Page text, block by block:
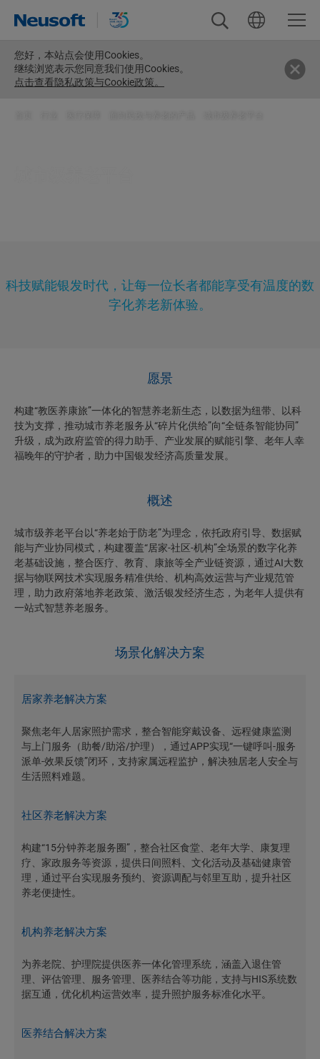
您好， 本站点会使用Cookies。
继续浏览表示您同意我们使用Cookies。
点击查看隐私政策与Cookie政策。
科技赋能银发时代，让每一位长者都能享受有温度的数
字化养老新体验。
愿景
构建“教医养康旅”一体化的智慧养老新生态，以数据为纽带、以科
技为支撑，推动城市养老服务从“碎片化供给”向“全链条智能协同”
升级，成为政府监管的得力助手、产业发展的赋能引擎、老年人幸
福晚年的守护者，助力中国银发经济高质量发展。
概述
城市级养老平台以“养老始于防老”为理念，依托政府引导、数据赋
能与产业协同模式，构建覆盖“居家-社区-机构”全场景的数字化养
老基础设施，整合医疗、教育、康旅等全产业链资源，通过AI大数
据与物联网技术实现服务精准供给、机构高效运营与产业规范管
理，助力政府落地养老政策、激活银发经济生态，为老年人提供有
一站式智慧养老服务。
场景化解决方案
居家养老解决方案
聚焦老年人居家照护需求，整合智能穿戴设备、远程健康监测
与上门服务（助餐/助浴/护理），通过APP实现“一键呼叫-服务
派单-效果反馈”闭环，支持家属远程监护，解决独居老人安全与
生活照料难题。
社区养老解决方案
构建“15分钟养老服务圈”，整合社区食堂、老年大学、康复理
疗、家政服务等资源，提供日间照料、文化活动及基础健康管
理，通过平台实现服务预约、资源调配与邻里互助，提升社区
养老便捷性。
机构养老解决方案
为养老院、护理院提供医养一体化管理系统，涵盖入退住管
理、评估管理、服务管理、医养结合等功能，支持与HIS系统数
据互通，优化机构运营效率，提升照护服务标准化水平。
医养结合解决方案